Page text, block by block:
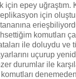
için epey uğraştım.
replikasyon için
komutları
ile doluydu ve
uçurup
durumlar ile
denemeden